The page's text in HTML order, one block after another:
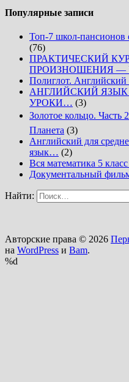
Популярные записи
Топ-7 школ-
(76)
ПРАКТИЧЕСКИЙ
ПРОИЗНОШЕНИЯ —
Полиглот. Английский
АНГЛИЙСКИЙ
УРОКИ… (3)
Золотое кольцо. Часть
Планета (3)
Английский для
язык… (2)
Вся математика 5 класс
Документальный
Найти:
Авторские права © 2026
на WordPress и Bam.
%d